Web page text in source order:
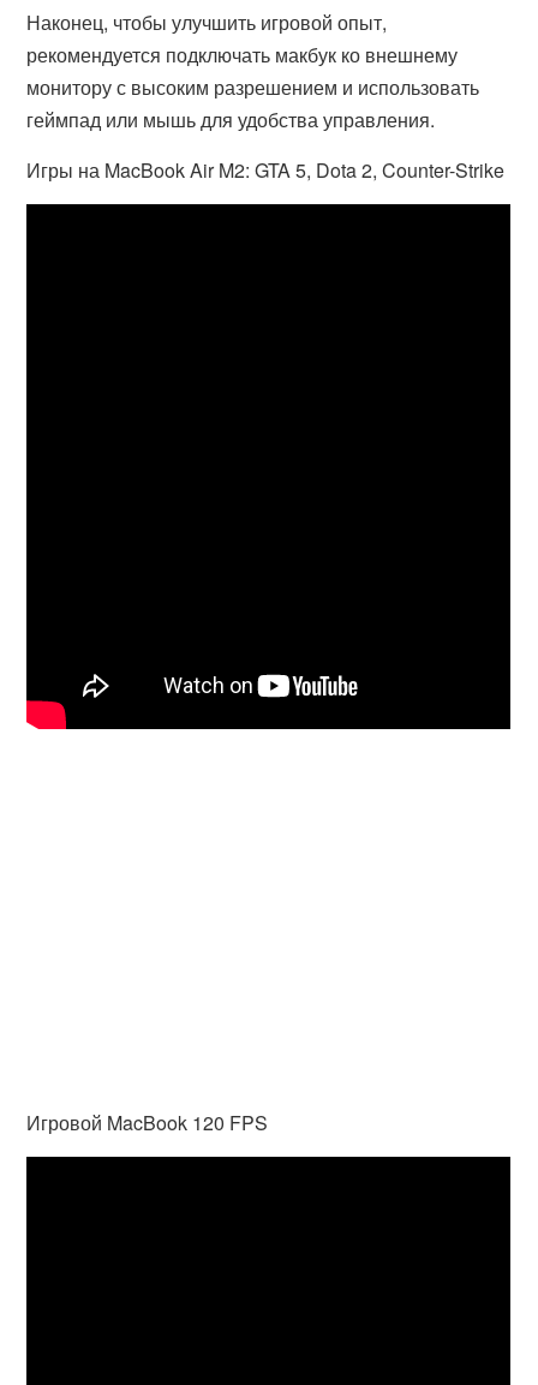
Наконец, чтобы улучшить игровой опыт,
рекомендуется подключать макбук ко внешнему
монитору с высоким разрешением и использовать
геймпад или мышь для удобства управления.
Игры на MacBook Air M2: GTA 5, Dota 2, Counter-Strike
Игровой MacBook 120 FPS